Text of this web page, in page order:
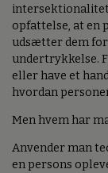
opfattelse, at en
udsætter dem
undertrykkelse.
eller have et
hvordan
Men hvem har
Anvender man
en persons